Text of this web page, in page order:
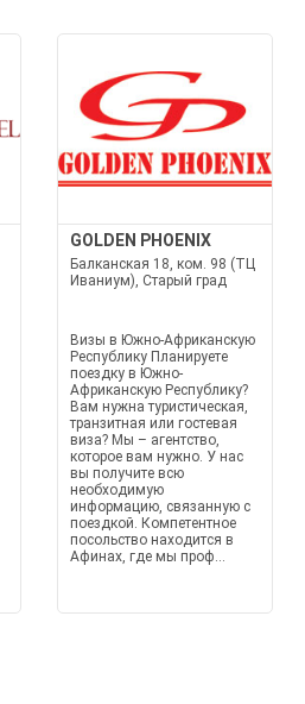
GOLDEN PHOENIX
Балканская 18, ком. 98 (ТЦ
Иваниум), Старый град
Визы в Южно-Африканскую
Республику Планируете
поездку в Южно-
Африканскую Республику?
Вам нужна туристическая,
транзитная или гостевая
виза? Мы – агентство,
которое вам нужно. У нас
вы получите всю
необходимую
информацию, связанную с
поездкой. Компетентное
посольство находится в
Афинах, где мы проф...